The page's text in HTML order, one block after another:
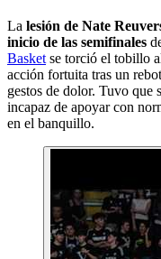
La lesión de Nate
inicio de las semifinales
Basket se torció el tobillo
acción fortuita tras un
gestos de dolor. Tuvo que
incapaz de apoyar con
en el banquillo.